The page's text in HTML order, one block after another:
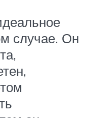
случае. Он